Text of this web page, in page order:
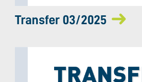
Transfer 03/2025